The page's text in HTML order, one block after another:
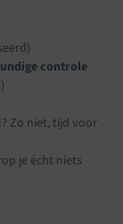
controle
Zo niet, tijd voor
je écht niets